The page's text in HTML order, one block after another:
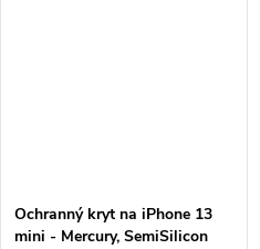
Ochranný kryt na iPhone 13
mini - Mercury, SemiSilicon